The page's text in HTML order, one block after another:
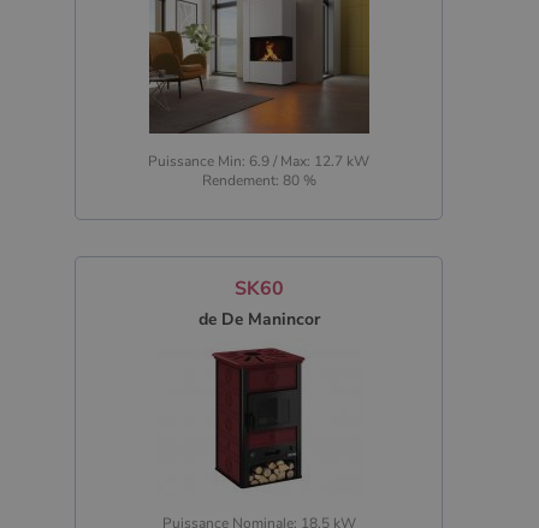
Puissance Min: 6.9 / Max: 12.7 kW
Rendement: 80 %
SK60
de De Manincor
Puissance Nominale: 18.5 kW